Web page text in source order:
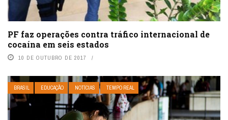
PF faz operações contra tráfico internacional de
cocaína em seis estados
10 DE OUTUBRO DE 2017
BRASIL EDUCAÇÃO NOTÍCIAS TEMPO REAL